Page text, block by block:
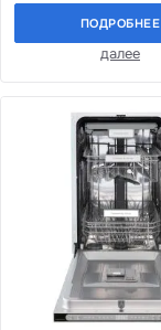
ПОДРОБНЕЕ
далее